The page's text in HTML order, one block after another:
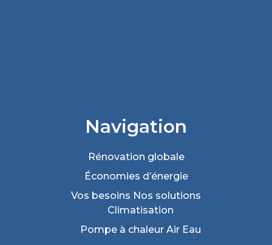
Navigation
Rénovation globale
Économies d’énergie
Vos besoins Nos solutions
Climatisation
Pompe à chaleur Air Eau